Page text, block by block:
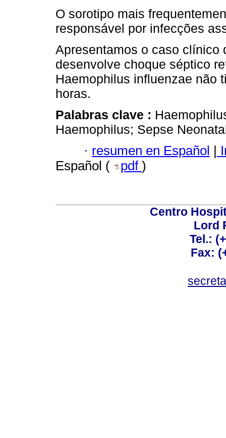
O sorotipo mais
responsável por infecções
Apresentamos o caso clínico
desenvolve choque séptico
Haemophilus influenzae não
horas.
Palabras clave :
Haemophilus; Sepse
· resumen en Español
Español (
pdf )
Centro
Lord
Tel.:
Fax: